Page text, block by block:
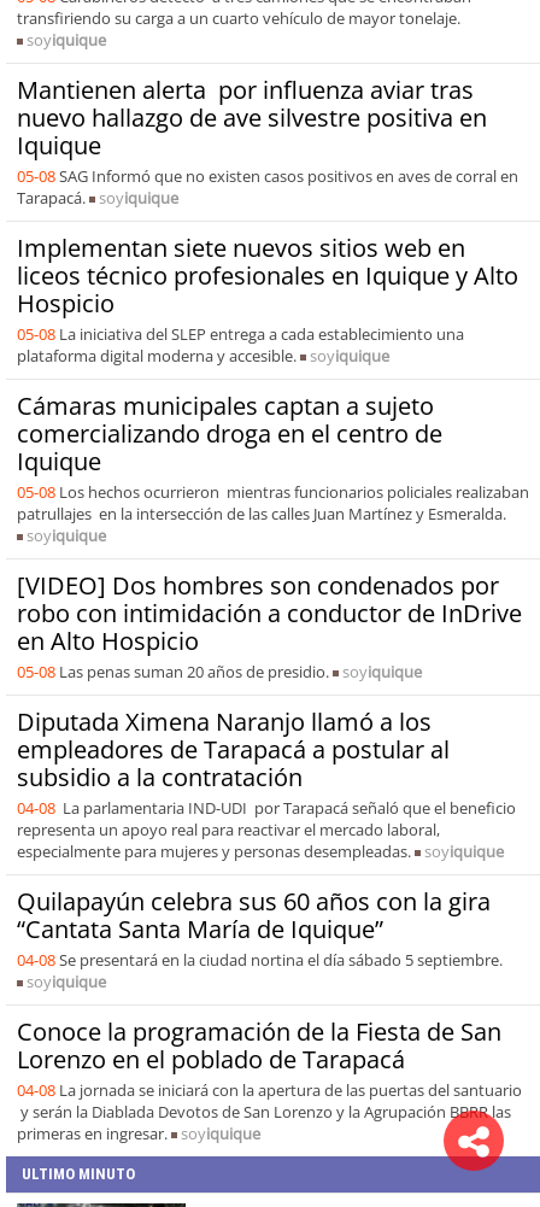
transfiriendo su carga a un cuarto vehículo de mayor tonelaje.
soyiquique
Mantienen alerta por influenza aviar tras
nuevo hallazgo de ave silvestre positiva en
Iquique
05-08SAG Informó que no existen casos positivos en aves de corral en
Tarapacá.
soyiquique
Implementan siete nuevos sitios web en
liceos técnico profesionales en Iquique y Alto
Hospicio
05-08 La iniciativa del SLEP entrega a cada establecimiento una
plataforma digital moderna y accesible.
soyiquique
Cámaras municipales captan a sujeto
comercializando droga en el centro de
Iquique
05-08 Los hechos ocurrieron mientras funcionarios policiales realizaban
patrullajes en la intersección de las calles Juan Martínez y Esmeralda.
soyiquique
[VIDEO] Dos hombres son condenados por
robo con intimidación a conductor de InDrive
en Alto Hospicio
05-08 Las penas suman 20 años de presidio. soyiquique
Diputada Ximena Naranjo llamó a los
empleadores de Tarapacá a postular al
subsidio a la contratación
04-08 La parlamentaria IND-UDI por Tarapacá señaló que el beneficio
representa un apoyo real para reactivar el mercado laboral,
especialmente para mujeres y personas desempleadas.
soyiquique
Quilapayún celebra sus 60 años con la gira
“Cantata Santa María de Iquique”
04-08Se presentará en la ciudad nortina el día sábado 5 septiembre.
soyiquique
Conoce la programación de la Fiesta de San
Lorenzo en el poblado de Tarapacá
04-08 La jornada se iniciará con la apertura de las puertas del santuario
y serán la Diablada Devotos de San Lorenzo y la Agrupación BBRR las
primeras en ingresar.
soyiquique
ULTIMO MINUTO